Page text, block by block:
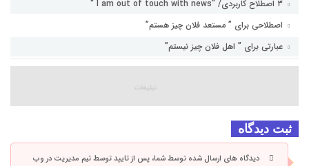
اصطلاحی برای ” مستعد فلان چیز هستم”
عبارتی برای ” اهل فلان چیز نیستم”
ثبت دیدگاه
دیدگاه های ارسال شده توسط شما، پس از تایید توسط تیم مدیریت در وب